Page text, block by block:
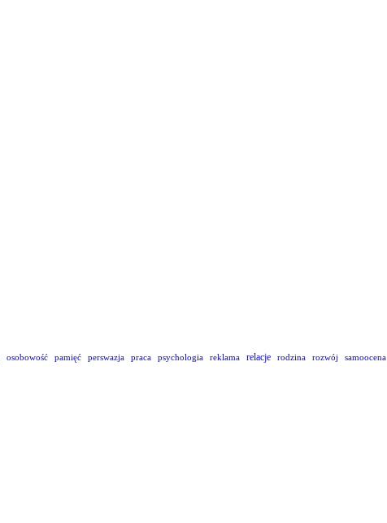
osobowość pamięć perswazja praca psychologia reklama relacje rodzina rozwój samoocena